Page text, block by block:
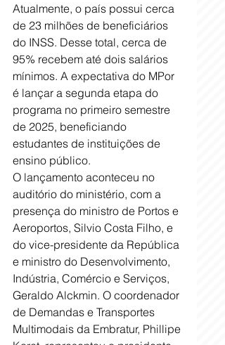
Atualmente, o país possui cerca
de 23 milhões de beneficiários
do INSS. Desse total, cerca de
95% recebem até dois salários
mínimos. A expectativa do MPor
é lançar a segunda etapa do
programa no primeiro semestre
de 2025, beneficiando
estudantes de instituições de
ensino público.
O lançamento aconteceu no
auditório do ministério, com a
presença do ministro de Portos e
Aeroportos, Silvio Costa Filho, e
do vice-presidente da República
e ministro do Desenvolvimento,
Indústria, Comércio e Serviços,
Geraldo Alckmin. O coordenador
de Demandas e Transportes
Multimodais da Embratur, Phillipe